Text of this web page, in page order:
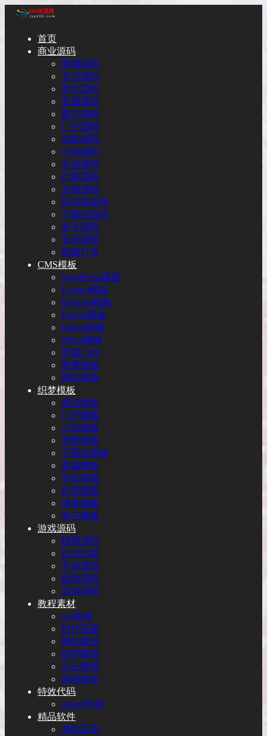
首页
商业源码
商城源码
支付源码
发卡源码
直播源码
图片源码
门户源码
淘客源码
小说源码
企业源码
代刷源码
分销源码
区块链源码
下载站源码
发卡源码
安卓源码
视频打赏
CMS模板
WordPress模板
Ecshop模板
Destoon模板
Discuz模板
Emlog模板
Zblog模板
帝国CMS
苹果模板
网页模板
织梦模板
商业模板
门户模板
小说模板
淘客模板
下载站模板
商城模板
手机模板
外贸模板
博客模板
其它模板
游戏源码
棋牌源码
红包扫雷
手游源码
端游源码
页游源码
教程素材
seo教程
软件搭建
网站建设
自学教程
办公教程
电商教程
特效代码
jquery特效
精品软件
系统应用